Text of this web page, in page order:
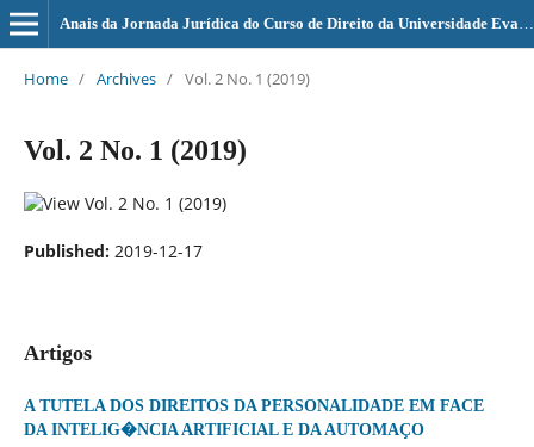
Anais da Jornada Jurídica do Curso de Direito da Universidade Evangélica de Goiás - UniEVANGÉLICA
Home / Archives / Vol. 2 No. 1 (2019)
Vol. 2 No. 1 (2019)
Published: 2019-12-17
Artigos
A TUTELA DOS DIREITOS DA PERSONALIDADE EM FACE
DA INTELIG�NCIA ARTIFICIAL E DA AUTOMAÇO